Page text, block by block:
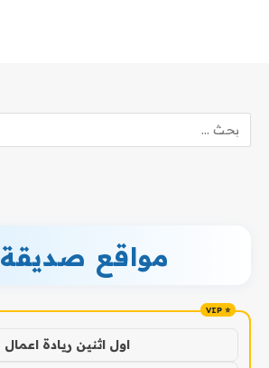
مواقع صديقة
اول اثنين ريادة اعمال